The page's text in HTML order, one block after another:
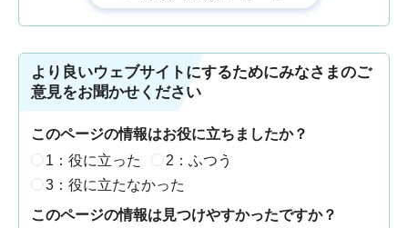
より良いウェブサイトにするためにみなさまのご
意見をお聞かせください
このページの情報はお役に立ちましたか？
1：役に立った
2：ふつう
3：役に立たなかった
このページの情報は見つけやすかったですか？